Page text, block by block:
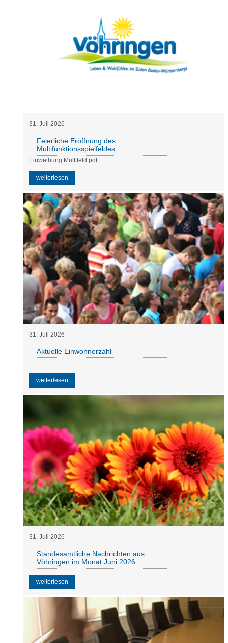
31. Juli 2026
Feierliche Eröffnung des
Multifunktionsspielfeldes
Einweihung Multifeld.pdf
weiterlesen
31. Juli 2026
Aktuelle Einwohnerzahl
weiterlesen
31. Juli 2026
Standesamtliche Nachrichten aus
Vöhringen im Monat Juni 2026
weiterlesen